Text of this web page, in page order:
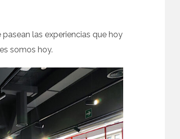
las experiencias que hoy
somos hoy.